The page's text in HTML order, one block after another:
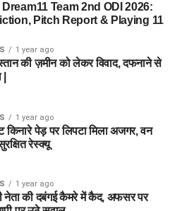
Dream11 Team 2nd ODI 2026:
Pitch Report & Playing 11
1 year ago
की ज़मीन को लेकर विवाद, दफनाने से
1 year ago
किनारे पेड़ पर लिपटा मिला अजगर, वन
रेस्क्यू
1 year ago
नेता की दबंगई कैमरे में कैद, अफसर पर